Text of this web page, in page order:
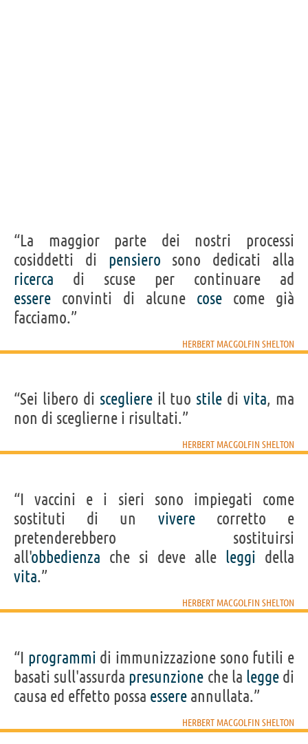
“La maggior parte dei nostri processi
cosiddetti di pensiero sono dedicati alla
ricerca di scuse per continuare ad
essere convinti di alcune cose come già
facciamo.”
HERBERT MACGOLFIN SHELTON
“Sei libero di scegliereil tuo stile divita, ma
non di sceglierne i risultati.”
HERBERT MACGOLFIN SHELTON
“I vaccini e i sieri sono impiegati come
sostituti di un viverecorretto e
pretenderebbero sostituirsi
all'obbedienza che si deve alle leggi della
vita.”
HERBERT MACGOLFIN SHELTON
“I programmi di immunizzazione sono futili e
basati sull'assurda presunzione che la leggedi
causa ed effetto possa essere annullata.”
HERBERT MACGOLFIN SHELTON